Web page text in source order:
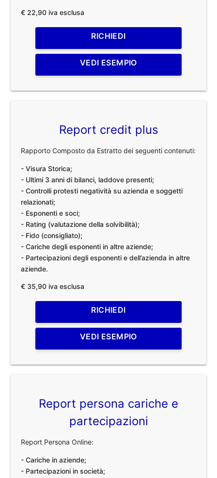
€ 22,90 iva esclusa
RICHIEDI
VEDI ESEMPIO
Report credit plus
Rapporto Composto da Estratto dei seguenti contenuti:
- Visura Storica;
- Ultimi 3 anni di bilanci, laddove presenti;
- Controlli protesti negatività su azienda e soggetti
relazionati;
- Esponenti e soci;
- Rating (valutazione della solvibilità);
- Fido (consigliato);
- Cariche degli esponenti in altre aziende;
- Partecipazioni degli esponenti e dell’azienda in altre
aziende.
€ 35,90 iva esclusa
RICHIEDI
VEDI ESEMPIO
Report persona cariche e
partecipazioni
Report Persona Online:
- Cariche in aziende;
- Partecipazioni in società;